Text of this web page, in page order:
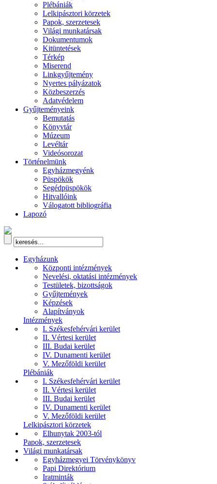
Plébániák
Lelkipásztori körzetek
Papok, szerzetesek
Világi munkatársak
Dokumentumok
Kitüntetések
Térkép
Miserend
Linkgyűjtemény
Nyertes pályázatok
Közbeszerzés
Adatvédelem
Gyűjteményeink
Bemutatás
Könyvtár
Múzeum
Levéltár
Videósorozat
Történelmünk
Egyházmegyénk
Püspökök
Segédpüspökök
Hitvallóink
Válogatott bibliográfia
Lapozó
Egyházunk
Központi intézmények
Nevelési, oktatási intézmények
Testületek, bizottságok
Gyűjtemények
Képzések
Alapítványok
Intézmények
I. Székesfehérvári kerület
II. Vértesi kerület
III. Budai kerület
IV. Dunamenti kerület
V. Mezőföldi kerület
Plébániák
I. Székesfehérvári kerület
II. Vértesi kerület
III. Budai kerület
IV. Dunamenti kerület
V. Mezőföldi kerület
Lelkipásztori körzetek
Elhunytak 2003-tól
Papok, szerzetesek
Világi munkatársak
Egyházmegyei Törvénykönyv
Papi Direktórium
Iratminták